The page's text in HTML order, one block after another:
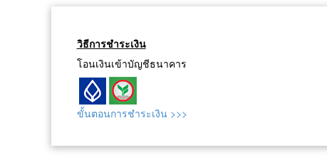
วิธีการชำระเงิน
โอนเงินเข้าบัญชีธนาคาร
ขั้นตอนการชำระเงิน >>>